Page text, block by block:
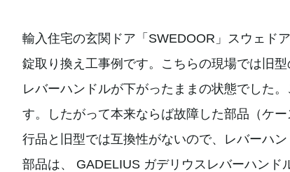
輸入住宅の玄関ドア「SWEDOOR」スウェド
錠取り換え工事例です。こちらの現場では旧
レバーハンドルが下がったままの状態でした
す。したがって本来ならば故障した部品（ケ
行品と旧型では互換性がないので、レバーハ
部品は、 GADELIUS ガデリウスレバーハン